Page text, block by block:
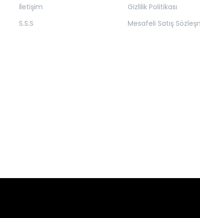
İletişim
S.S.S
Gizlilik Politikası
Mesafeli Satış